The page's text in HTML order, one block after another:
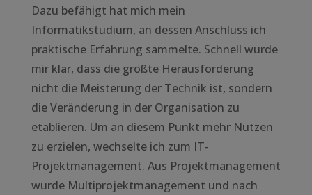
Dazu befähigt hat mich mein
Informatikstudium, an dessen Anschluss ich
praktische Erfahrung sammelte. Schnell wurde
mir klar, dass die größte Herausforderung
nicht die Meisterung der Technik ist, sondern
die Veränderung in der Organisation zu
etablieren. Um an diesem Punkt mehr Nutzen
zu erzielen, wechselte ich zum IT-
Projektmanagement. Aus Projektmanagement
wurde Multiprojektmanagement und nach